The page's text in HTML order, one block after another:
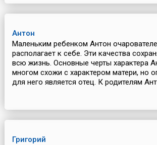
Антон
Маленьким ребенком Антон
располагает к себе. Эти качества
всю жизнь. Основные черты характера
многом схожи с характером матери, но
для него является отец. К родителям
Григорий